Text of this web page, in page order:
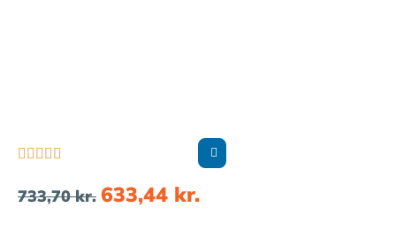
    
733,70kr. 633,44 kr.